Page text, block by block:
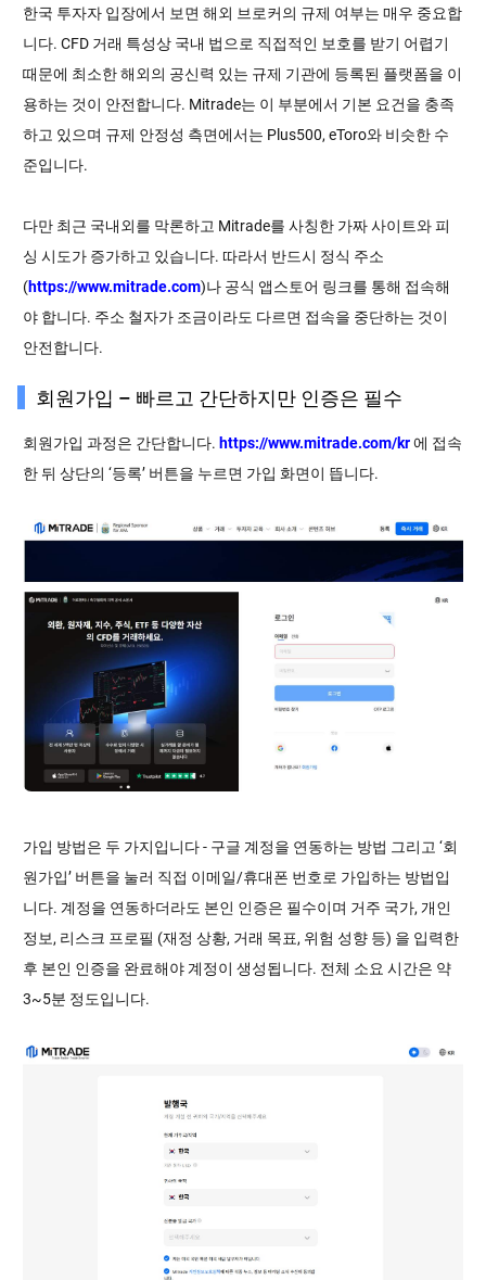
한국 투자자 입장에서 보면 해외 브로커의 규제 여부는 매우 중요합
니다. CFD 거래 특성상 국내 법으로 직접적인 보호를 받기 어렵기
때문에 최소한 해외의 공신력 있는 규제 기관에 등록된 플랫폼을 이
용하는 것이 안전합니다. Mitrade는 이 부분에서 기본 요건을 충족
하고 있으며 규제 안정성 측면에서는 Plus500, eToro와 비슷한 수
준입니다.
다만 최근 국내외를 막론하고 Mitrade를 사칭한 가짜 사이트와 피
싱 시도가 증가하고 있습니다. 따라서 반드시 정식 주소
(https://www.mitrade.com)나 공식 앱스토어 링크를 통해 접속해
야 합니다. 주소 철자가 조금이라도 다르면 접속을 중단하는 것이
안전합니다.
회원가입 – 빠르고 간단하지만 인증은 필수
회원가입 과정은 간단합니다. https://www.mitrade.com/kr에 접속
한 뒤 상단의 ‘등록’ 버튼을 누르면 가입 화면이 뜹니다.
가입 방법은 두 가지입니다 - 구글 계정을 연동하는 방법 그리고 ‘회
원가입’ 버튼을 눌러 직접 이메일/휴대폰 번호로 가입하는 방법입
니다. 계정을 연동하더라도 본인 인증은 필수이며 거주 국가, 개인
정보, 리스크 프로필 (재정 상황, 거래 목표, 위험 성향 등) 을 입력한
후 본인 인증을 완료해야 계정이 생성됩니다. 전체 소요 시간은 약
3~5분 정도입니다.